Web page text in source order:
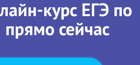
курс ЕГЭ по
сейчас